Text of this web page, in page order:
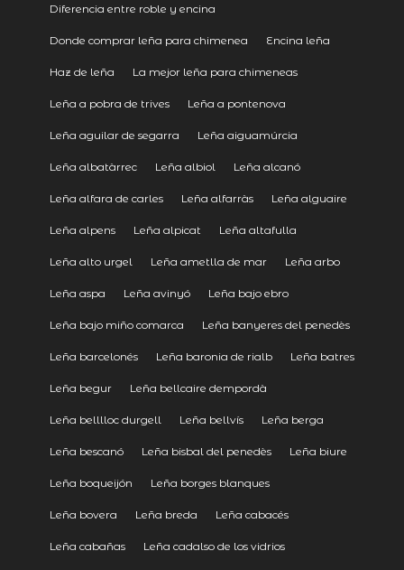
Diferencia entre roble y encina
Donde comprar leña para chimenea Encina leña
Haz de leña La mejor leña para chimeneas
Leña a pobra de trives Leña a pontenova
Leña aguilar de segarra Leña aiguamúrcia
Leña albatàrrec Leña albiol Leña alcanó
Leña alfara de carles Leña alfarràs Leña alguaire
Leña alpens Leña alpicat Leña altafulla
Leña alto urgel Leña ametlla de mar Leña arbo
Leña aspa Leña avinyó Leña bajo ebro
Leña bajo miño comarca Leña banyeres del penedès
Leña barcelonés Leña baronia de rialb Leña batres
Leña begur Leña bellcaire dempordà
Leña belllloc durgell Leña bellvís Leña berga
Leña bescanó Leña bisbal del penedès Leña biure
Leña boqueijón Leña borges blanques
Leña bovera Leña breda Leña cabacés
Leña cabañas Leña cadalso de los vidrios